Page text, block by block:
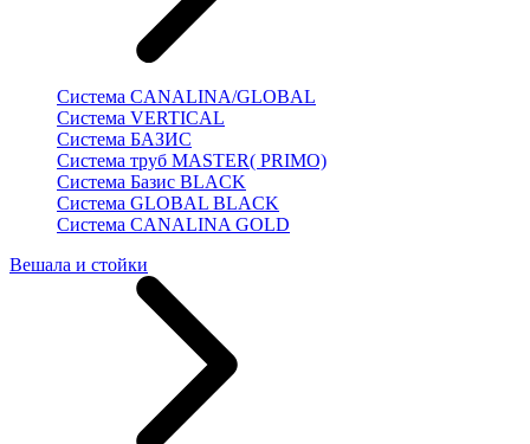
Система CANALINA/GLOBAL
Система VERTICAL
Система БАЗИС
Система труб MASTER( PRIMO)
Система Базис BLACK
Система GLOBAL BLACK
Система CANALINA GOLD
Вешала и стойки